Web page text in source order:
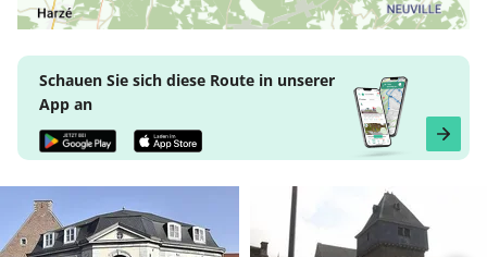
Schauen Sie sich diese Route in unserer
App an